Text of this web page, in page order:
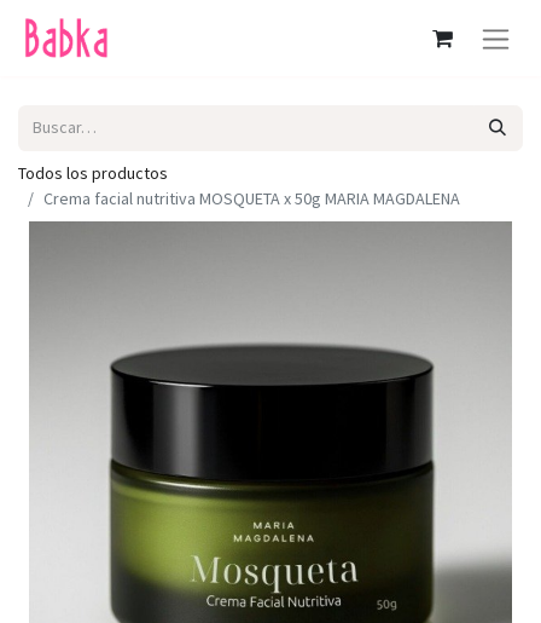
Todos los productos
Crema facial nutritiva MOSQUETA x 50g MARIA MAGDALENA